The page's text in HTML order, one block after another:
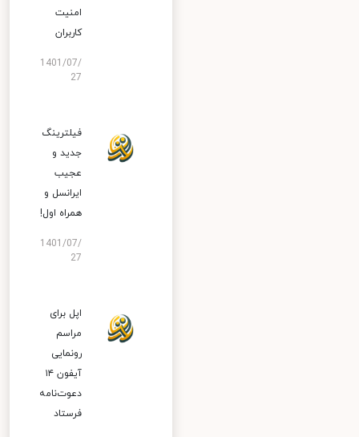
امنیت
کاربران
1401/07/
27
فیلترینگ
جدید و
عجیب
ایرانسل و
همراه اول!
1401/07/
27
اپل برای
مراسم
رونمایی
آیفون ۱۴
دعوت‌نامه
فرستاد